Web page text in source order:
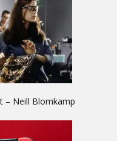
– Neill Blomkamp